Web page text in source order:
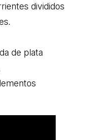
divididos
de plata